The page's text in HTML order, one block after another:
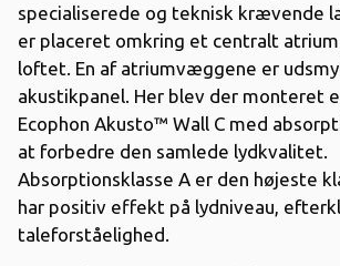
specialiserede og teknisk krævende
er placeret omkring et centralt
loftet. En af atriumvæggene er
akustikpanel. Her blev der monteret
Ecophon Akusto™ Wall C med
at forbedre den samlede lydkvalitet.
Absorptionsklasse A er den højeste
har positiv effekt på lydniveau,
taleforståelighed.